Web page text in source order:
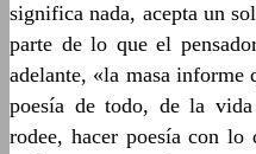
significa nada, acepta un
parte de lo que el
adelante, «la masa informe
poesía de todo, de la
rodee, hacer poesía con